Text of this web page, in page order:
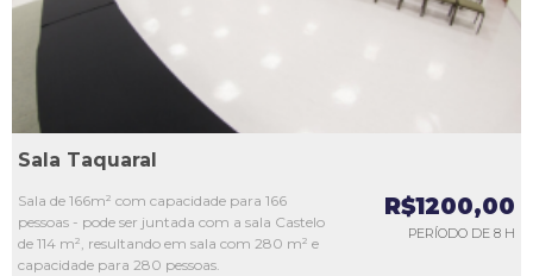
Sala Taquaral
Sala de 166m² com capacidade para 166
pessoas - pode ser juntada com a sala Castelo
de 114 m², resultando em sala com 280 m² e
capacidade para 280 pessoas.
R$1200,00
PERÍODO DE 8 H